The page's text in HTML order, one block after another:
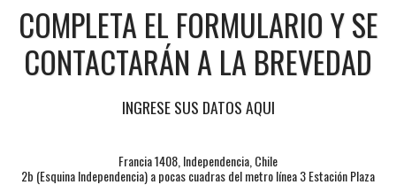
COMPLETA EL FORMULARIO Y SE
CONTACTARÁN A LA BREVEDAD
INGRESE SUS DATOS AQUI
Francia 1408, Independencia, Chile
2b (Esquina Independencia) a pocas cuadras del metro línea 3 Estación Plaza